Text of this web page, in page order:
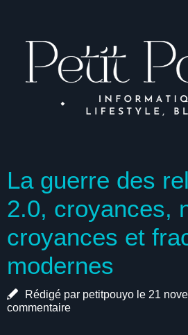
La guerre des
2.0, croyances,
croyances et
modernes
Rédigé par petitpouyo le 21
commentaire